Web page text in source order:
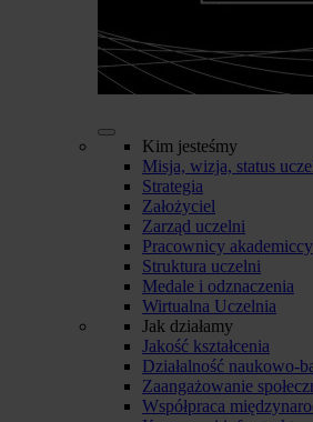
Kim jesteśmy
Misja, wizja, status
Strategia
Założyciel
Zarząd uczelni
Pracownicy akademiccy
Struktura uczelni
Medale i odznaczenia
Wirtualna Uczelnia
Jak działamy
Jakość kształcenia
Działalność naukowo-
Zaangażowanie
Współpraca